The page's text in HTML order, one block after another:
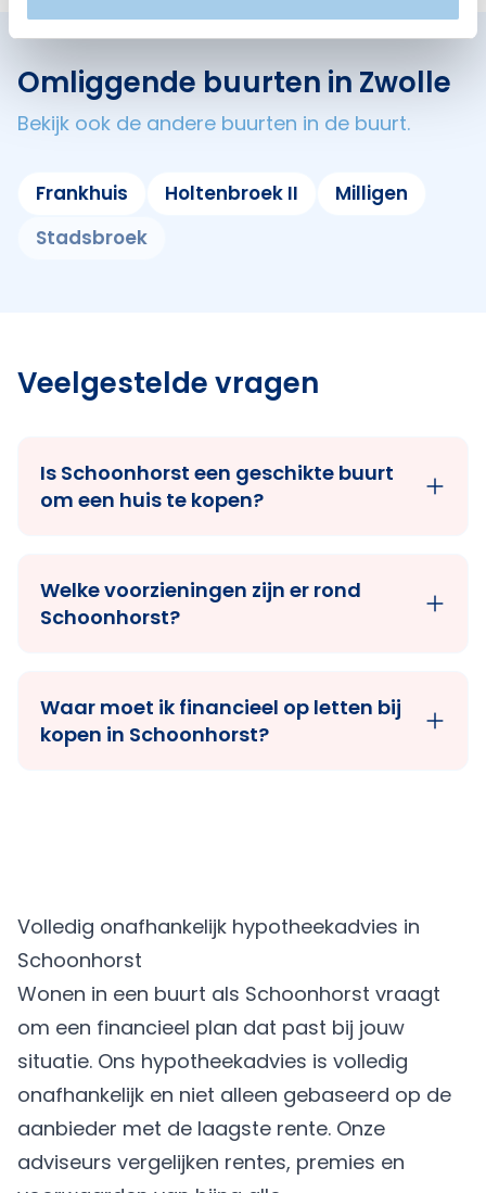
Omliggende buurten in Zwolle
Bekijk ook de andere buurten in de buurt.
Frankhuis Holtenbroek II
Milligen
Stadsbroek
Veelgestelde vragen
Is Schoonhorst een geschikte buurt
om een huis te kopen?
Welke voorzieningen zijn er rond
Schoonhorst?
Waar moet ik financieel op letten bij
kopen in Schoonhorst?
Volledig onafhankelijk hypotheekadvies in
Schoonhorst
Wonen in een buurt als Schoonhorst vraagt
om een financieel plan dat past bij jouw
situatie. Ons hypotheekadvies is volledig
onafhankelijk en niet alleen gebaseerd op de
aanbieder met de laagste rente. Onze
adviseurs vergelijken rentes, premies en